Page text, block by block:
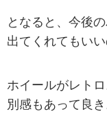
となると、今後
出てくれてもい
ホイールがレト
別感もあって良き